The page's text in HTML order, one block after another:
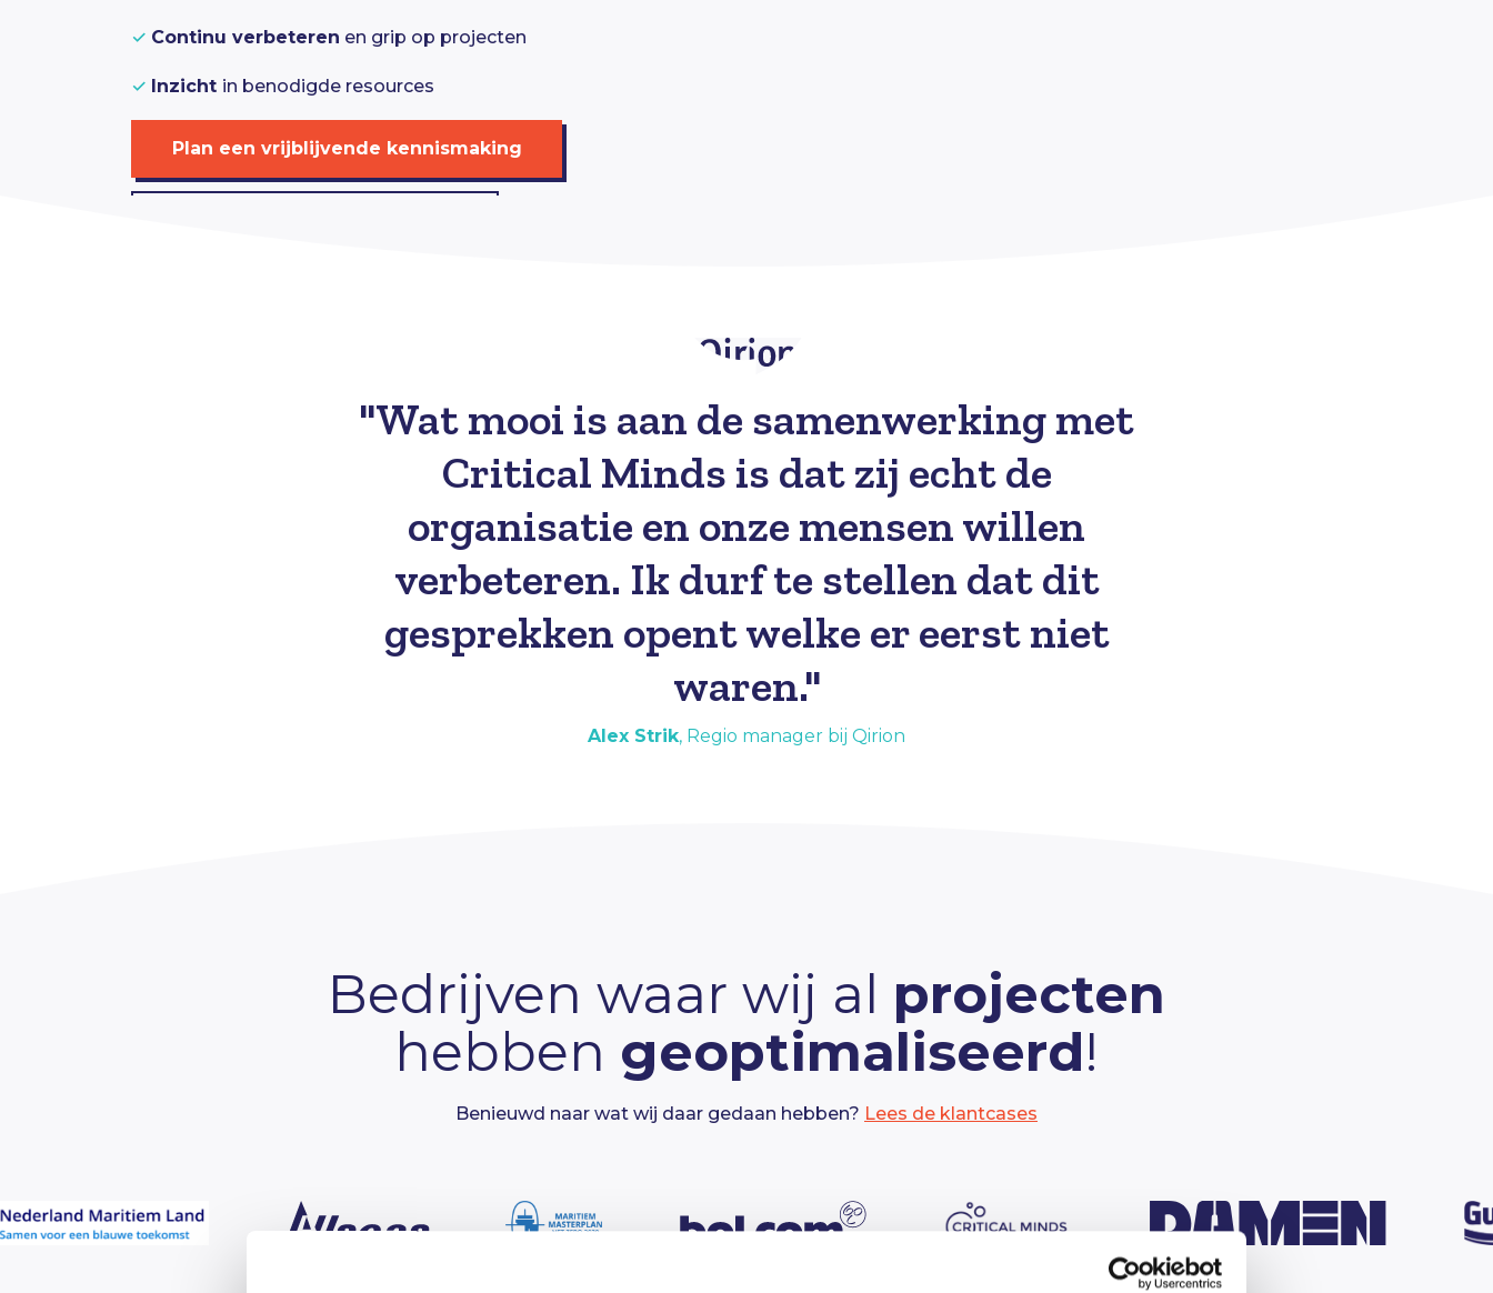
✓ Continu verbeteren en grip op projecten
✓ Inzicht in benodigde resources
Plan een vrijblijvende kennismaking
"Wat mooi is aan de samenwerking met
Critical Minds is dat zij echt de
organisatie en onze mensen willen
verbeteren. Ik durf te stellen dat dit
gesprekken opent welke er eerst niet
waren."
Alex Strik, Regio manager bij Qirion
Bedrijven waar wij al projecten
hebben geoptimaliseerd!
Benieuwd naar wat wij daar gedaan hebben? Lees de klantcases